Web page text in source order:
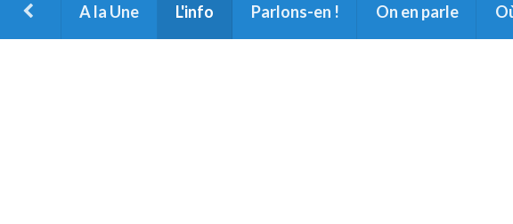
A la Une L'info Parlons-en ! On en parle